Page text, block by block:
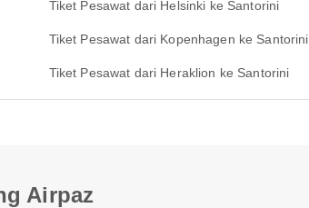
Tiket Pesawat dari Helsinki ke Santorini
Tiket Pesawat dari Kopenhagen ke Santorini
Tiket Pesawat dari Heraklion ke Santorini
Airpaz